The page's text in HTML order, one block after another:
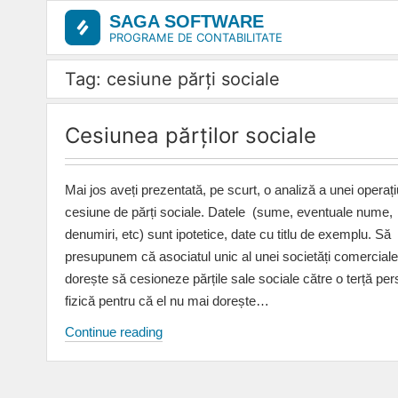
content
SAGA SOFTWARE
PROGRAME DE CONTABILITATE
Tag: cesiune părți sociale
Cesiunea părților sociale
Mai jos aveți prezentată, pe scurt, o analiză a unei
cesiune de părți sociale. Datele (sume, eventuale nume,
denumiri, etc) sunt ipotetice, date cu titlu de exemplu. Să
presupunem că asociatul unic al unei societăți comerciale
dorește să cesioneze părțile sale sociale către o terță
fizică pentru că el nu mai dorește…
Continue readingCesiunea